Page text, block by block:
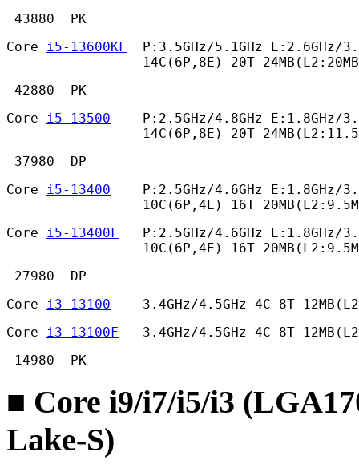
43880  PK
Core i5-13600KF
P:3.5GHz/5.1GHz E:2.6GHz/
14C(6P,8E) 20T
42880  PK
Core i5-13500
P:2.5GHz/4.8GHz E:1.8GHz/
14C(6P,8E) 20T
37980  DP
Core i5-13400
P:2.5GHz/4.6GHz E:1.8GHz/
10C(6P,4E) 16T
Core i5-13400F
P:2.5GHz/4.6GHz E:1.8GHz/
10C(6P,4E) 16T
27980  DP
Core i3-13100
3.4GHz/4.5GHz 4C 8T
Core i3-13100F
3.4GHz/4.5GHz 4C 8T
14980  PK
■ Core i9/i7/i5/i3
Lake-S)